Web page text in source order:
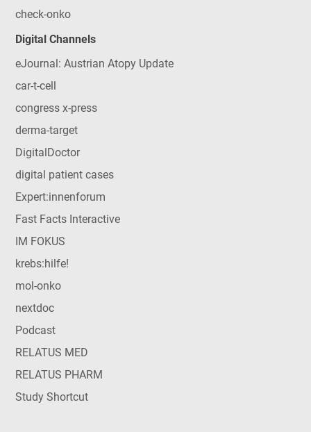
check-onko
Digital Channels
eJournal: Austrian Atopy Update
car-t-cell
congress x-press
derma-target
DigitalDoctor
digital patient cases
Expert:innenforum
Fast Facts Interactive
IM FOKUS
krebs:hilfe!
mol-onko
nextdoc
Podcast
RELATUS MED
RELATUS PHARM
Study Shortcut